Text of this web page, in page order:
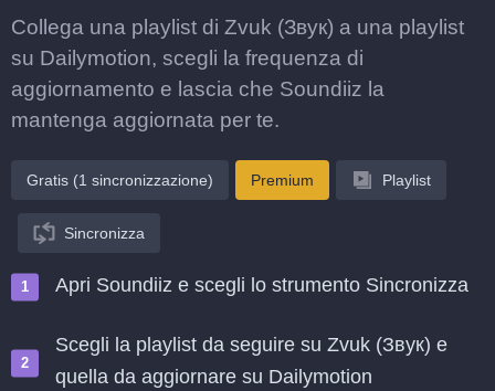
Collega una playlist di Zvuk (Звук) a una playlist
su Dailymotion, scegli la frequenza di
aggiornamento e lascia che Soundiiz la
mantenga aggiornata per te.
Gratis (1 sincronizzazione) Premium Playlist
Sincronizza
Apri Soundiiz e scegli lo strumento Sincronizza
Scegli la playlist da seguire su Zvuk (Звук) e
quella da aggiornare su Dailymotion